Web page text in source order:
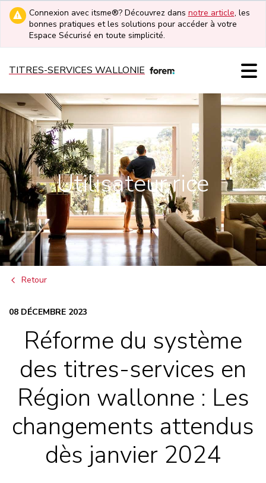
Connexion avec itsme®? Découvrez dans notre article, les
bonnes pratiques et les solutions pour accéder à votre
Espace Sécurisé en toute simplicité.
TITRES-SERVICES WALLONIE
Utilisateur·rice
Retour
08 DÉCEMBRE 2023
Réforme du système
des titres-services en
Région wallonne : Les
changements attendus
dès janvier 2024